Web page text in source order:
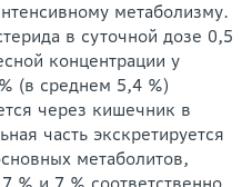
метаболизму.
в суточной дозе 0,5
концентрации у
(в среднем 5,4 %)
через кишечник в
часть экскретируется
метаболитов,